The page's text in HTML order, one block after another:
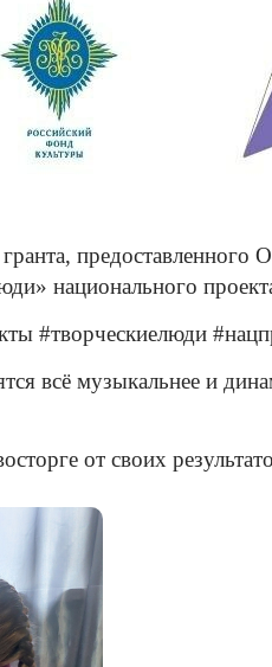
национального
#творческиелюди
всё музыкальнее и
от своих